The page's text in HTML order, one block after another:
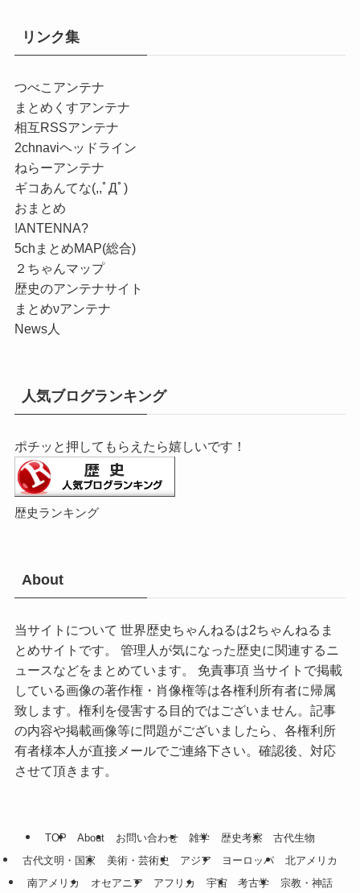
リンク集
つべこアンテナ
まとめくすアンテナ
相互RSSアンテナ
2chnaviヘッドライン
ねらーアンテナ
ギコあんてな(,,ﾟДﾟ)
おまとめ
!ANTENNA?
5chまとめMAP(総合)
２ちゃんマップ
歴史のアンテナサイト
まとめνアンテナ
News人
人気ブログランキング
ポチッと押してもらえたら嬉しいです！
歴史ランキング
About
当サイトについて 世界歴史ちゃんねるは2ちゃんねるま
とめサイトです。 管理人が気になった歴史に関連するニ
ュースなどをまとめています。 免責事項 当サイトで掲載
している画像の著作権・肖像権等は各権利所有者に帰属
致します。権利を侵害する目的ではございません。記事
の内容や掲載画像等に問題がございましたら、各権利所
有者様本人が直接メールでご連絡下さい。確認後、対応
させて頂きます。
TOP About お問い合わせ 雑学 歴史考察
古代生物
古代文明・国家
美術・芸術史 アジア ヨーロッパ
北アメリカ
南アメリカ
オセアニア アフリカ 宇宙 考古学 宗教・神話